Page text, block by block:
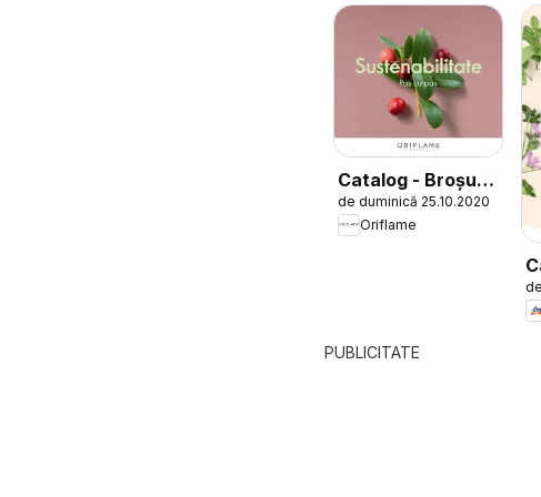
Catalog - Broșură
Sustenabilitate
de duminică 25.10.2020
Oriflame
PUBLICITATE